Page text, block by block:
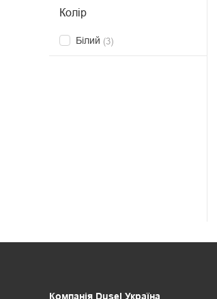
Колір
Білий (3)
Компанія Dusel Україна